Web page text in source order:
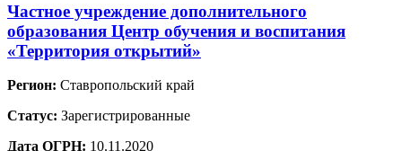
Частное учреждение дополнительного
образования Центр обучения и воспитания
«Территория открытий»
Регион: Ставропольский край
Статус: Зарегистрированные
Дата ОГРН: 10.11.2020